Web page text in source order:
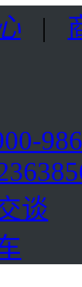
|
谈